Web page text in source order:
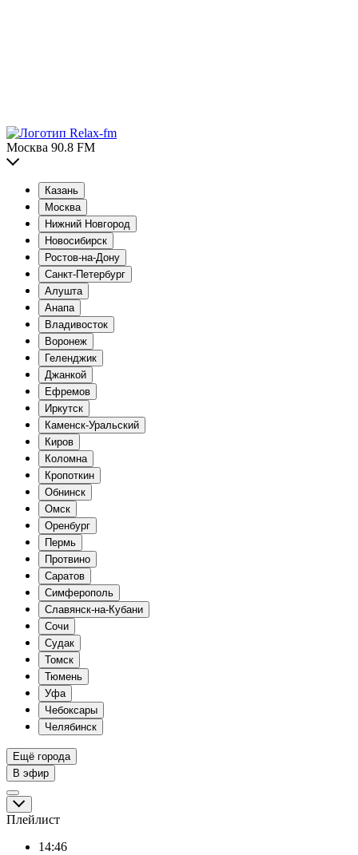
Москва 90.8 FM
Казань
Москва
Нижний Новгород
Новосибирск
Ростов-на-Дону
Санкт-Петербург
Алушта
Анапа
Владивосток
Воронеж
Геленджик
Джанкой
Ефремов
Иркутск
Каменск-Уральский
Киров
Коломна
Кропоткин
Обнинск
Омск
Оренбург
Пермь
Протвино
Саратов
Симферополь
Славянск-на-Кубани
Сочи
Судак
Томск
Тюмень
Уфа
Чебоксары
Челябинск
Ещё города
В эфир
Плейлист
14:46